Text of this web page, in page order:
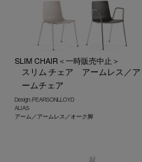
SLIM CHAIR＜一時販売中止＞
スリム チェア アームレス／ア
ームチェア
Design : PEARSONLLOYD
ALIAS
アーム／アームレス／オーク脚